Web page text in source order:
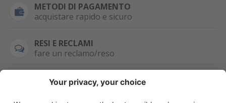
METODI DI PAGAMENTO
acquistare rapido e sicuro
RESI E RECLAMI
fare un reclamo/reso
SEMPRE DISPONIBILE
0471 506798